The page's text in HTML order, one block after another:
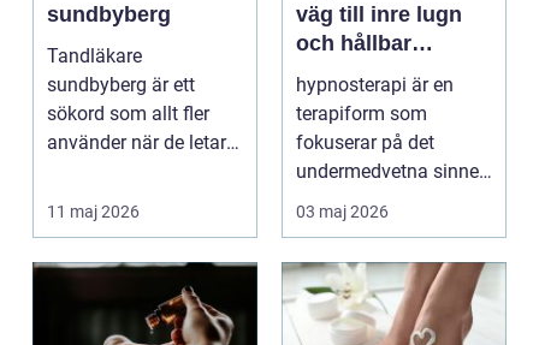
sundbyberg
Tandläkare
sundbyberg är ett
sökord som allt fler
använder när de letar
tillgänglig ...
11 maj 2026
väg till inre lugn
och hållbar
förändring
hypnosterapi är en
terapiform som
fokuserar på det
undermedvetna sinnet
för att skapa djup och
hållb...
03 maj 2026